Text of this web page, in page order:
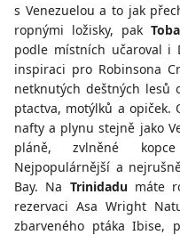
s Venezuelou a to jak
ropnými ložisky, pak
podle místních učaroval i
inspiraci pro Robinsona
netknutých deštných lesů
ptactva, motýlků a opiček.
nafty a plynu stejně jako
pláně, zvlněné
Nejpopulárnější a
Bay. Na Trinidadumáte
rezervaci Asa Wright
zbarveného ptáka Ibise,